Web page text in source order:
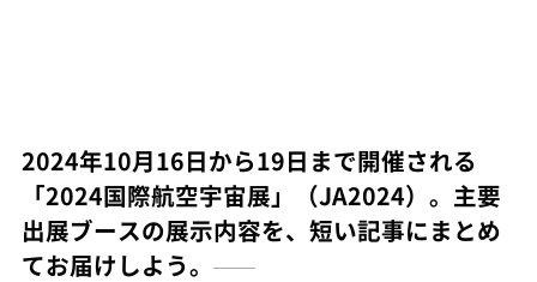
2024年10月16日から19日まで開催される
「2024国際航空宇宙展」（JA2024）。主要
出展ブースの展示内容を、短い記事にまとめ
てお届けしよう。